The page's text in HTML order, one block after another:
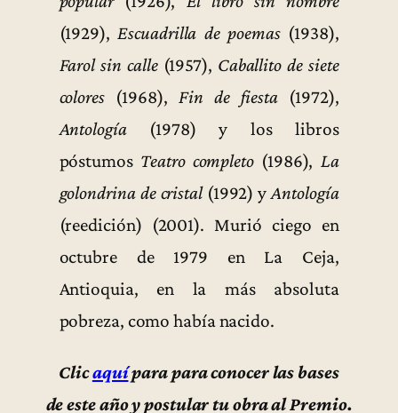
(1929),Escuadrilla de poemas(1938),
Farol sin calle(1957), Caballito de siete
colores(1968), Fin de fiesta(1972),
Antología(1978) y los libros
póstumos Teatro completo(1986), La
golondrina de cristal(1992) yAntología
(reedición) (2001). Murió ciego en
octubre de 1979 en La Ceja,
Antioquia, en la más absoluta
pobreza, como había nacido.
Clicaquípara para conocer las bases
de este año y postular tu obra al Premio.